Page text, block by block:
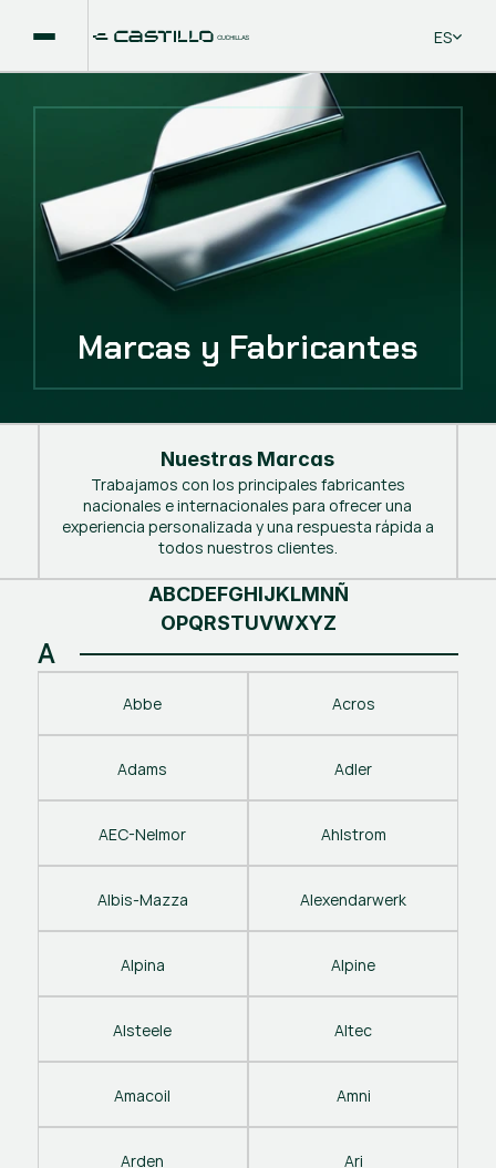
Select
ES
Nuestras Marcas
Trabajamos con los principales fabricantes
nacionales e internacionales para ofrecer una
experiencia personalizada y una respuesta rápida a
todos nuestros clientes.
A
Abbe Acros
Adams Adler
AEC-Nelmor Ahlstrom
Albis-Mazza Alexendarwerk
Alpina Alpine
Alsteele Altec
Amacoil Amni
Arden Ari
ABCDEFGHIJKLMNÑ
OPQRSTUVWXYZ
Marcas y Fabricantes